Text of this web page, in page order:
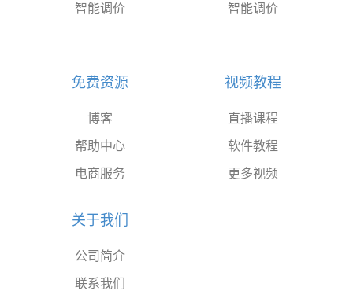
智能调价 智能调价
免费资源
博客
帮助中心
电商服务
视频教程
直播课程
软件教程
更多视频
关于我们
公司简介
联系我们